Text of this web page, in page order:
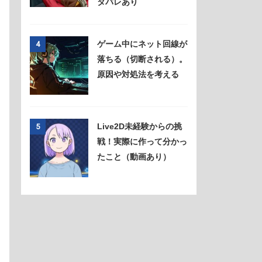
4
ゲーム中にネット回線が
落ちる（切断される）。
原因や対処法を考える
5
Live2D未経験からの挑
戦！実際に作って分かっ
たこと（動画あり）